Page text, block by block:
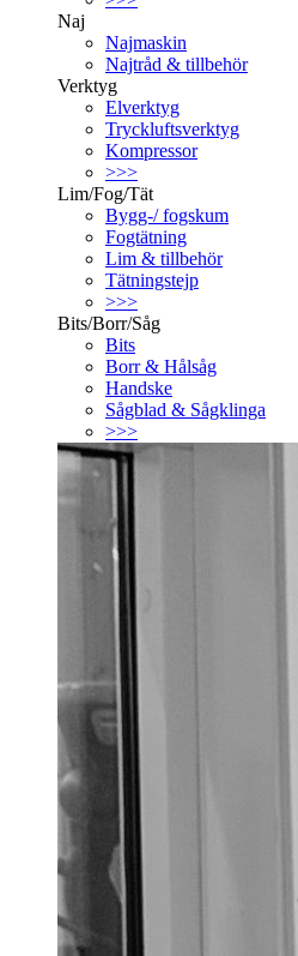
Naj
Najmaskin
Najtråd & tillbehör
Verktyg
Elverktyg
Tryckluftsverktyg
Kompressor
>>>
Lim/Fog/Tät
Bygg-/ fogskum
Fogtätning
Lim & tillbehör
Tätningstejp
>>>
Bits/Borr/Såg
Bits
Borr & Hålsåg
Handske
Sågblad & Sågklinga
>>>